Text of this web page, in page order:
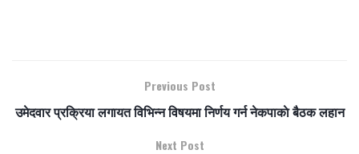
Previous Post
उमेदवार प्रक्रिया लगायत विभिन्न विषयमा निर्णय गर्न नेकपाकाे बैठक लहान
Next Post